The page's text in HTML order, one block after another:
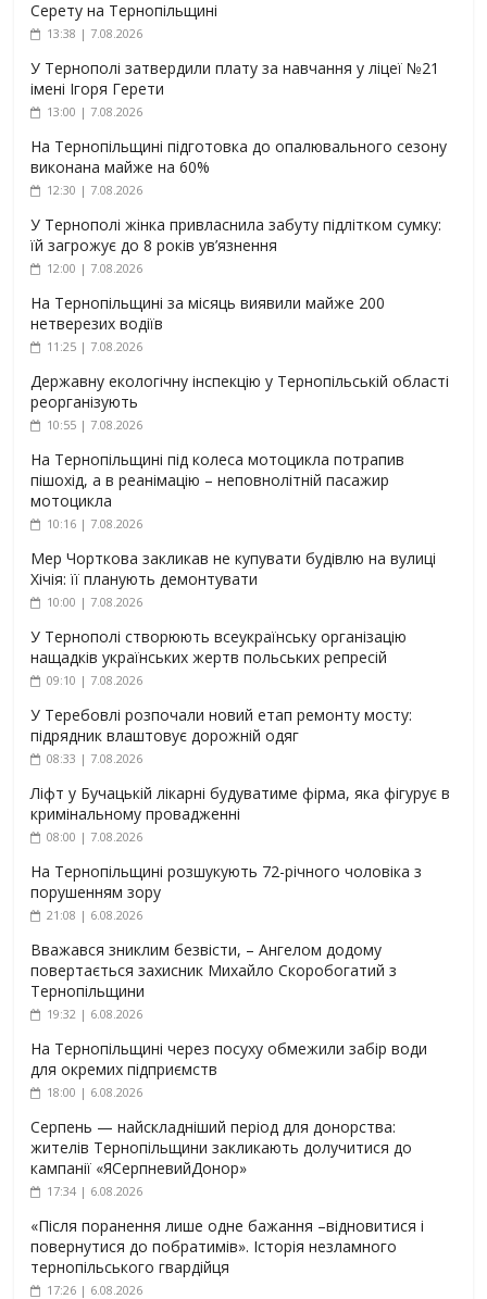
Серету на Тернопільщині
13:38 | 7.08.2026
У Тернополі затвердили плату за навчання у ліцеї №21
імені Ігоря Герети
13:00 | 7.08.2026
На Тернопільщині підготовка до опалювального сезону
виконана майже на 60%
12:30 | 7.08.2026
У Тернополі жінка привласнила забуту підлітком сумку:
їй загрожує до 8 років ув’язнення
12:00 | 7.08.2026
На Тернопільщині за місяць виявили майже 200
нетверезих водіїв
11:25 | 7.08.2026
Державну екологічну інспекцію у Тернопільській області
реорганізують
10:55 | 7.08.2026
На Тернопільщині під колеса мотоцикла потрапив
пішохід, а в реанімацію – неповнолітній пасажир
мотоцикла
10:16 | 7.08.2026
Мер Чорткова закликав не купувати будівлю на вулиці
Хічія: її планують демонтувати
10:00 | 7.08.2026
У Тернополі створюють всеукраїнську організацію
нащадків українських жертв польських репресій
09:10 | 7.08.2026
У Теребовлі розпочали новий етап ремонту мосту:
підрядник влаштовує дорожній одяг
08:33 | 7.08.2026
Ліфт у Бучацькій лікарні будуватиме фірма, яка фігурує в
кримінальному провадженні
08:00 | 7.08.2026
На Тернопільщині розшукують 72-річного чоловіка з
порушенням зору
21:08 | 6.08.2026
Вважався зниклим безвісти, – Ангелом додому
повертається захисник Михайло Скоробогатий з
Тернопільщини
19:32 | 6.08.2026
На Тернопільщині через посуху обмежили забір води
для окремих підприємств
18:00 | 6.08.2026
Серпень — найскладніший період для донорства:
жителів Тернопільщини закликають долучитися до
кампанії «ЯСерпневийДонор»
17:34 | 6.08.2026
«Після поранення лише одне бажання –відновитися і
повернутися до побратимів». Історія незламного
тернопільського гвардійця
17:26 | 6.08.2026